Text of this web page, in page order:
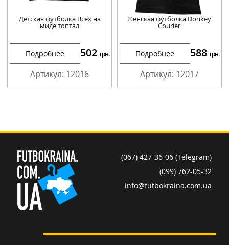
Детская футболка Всех на
миде топтал
Подробнее 502 грн.
Артикул: 12016
Женская футболка Donkey
Courier
Подробнее 588 грн.
Артикул: 12017
(067) 427-36-06 (Telegram)
(099) 762-05-32
info@futbokraina.com.ua